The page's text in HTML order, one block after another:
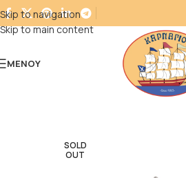
Skip to navigation
Skip to main content
ΜΕΝΟΎ
SOLD
OUT